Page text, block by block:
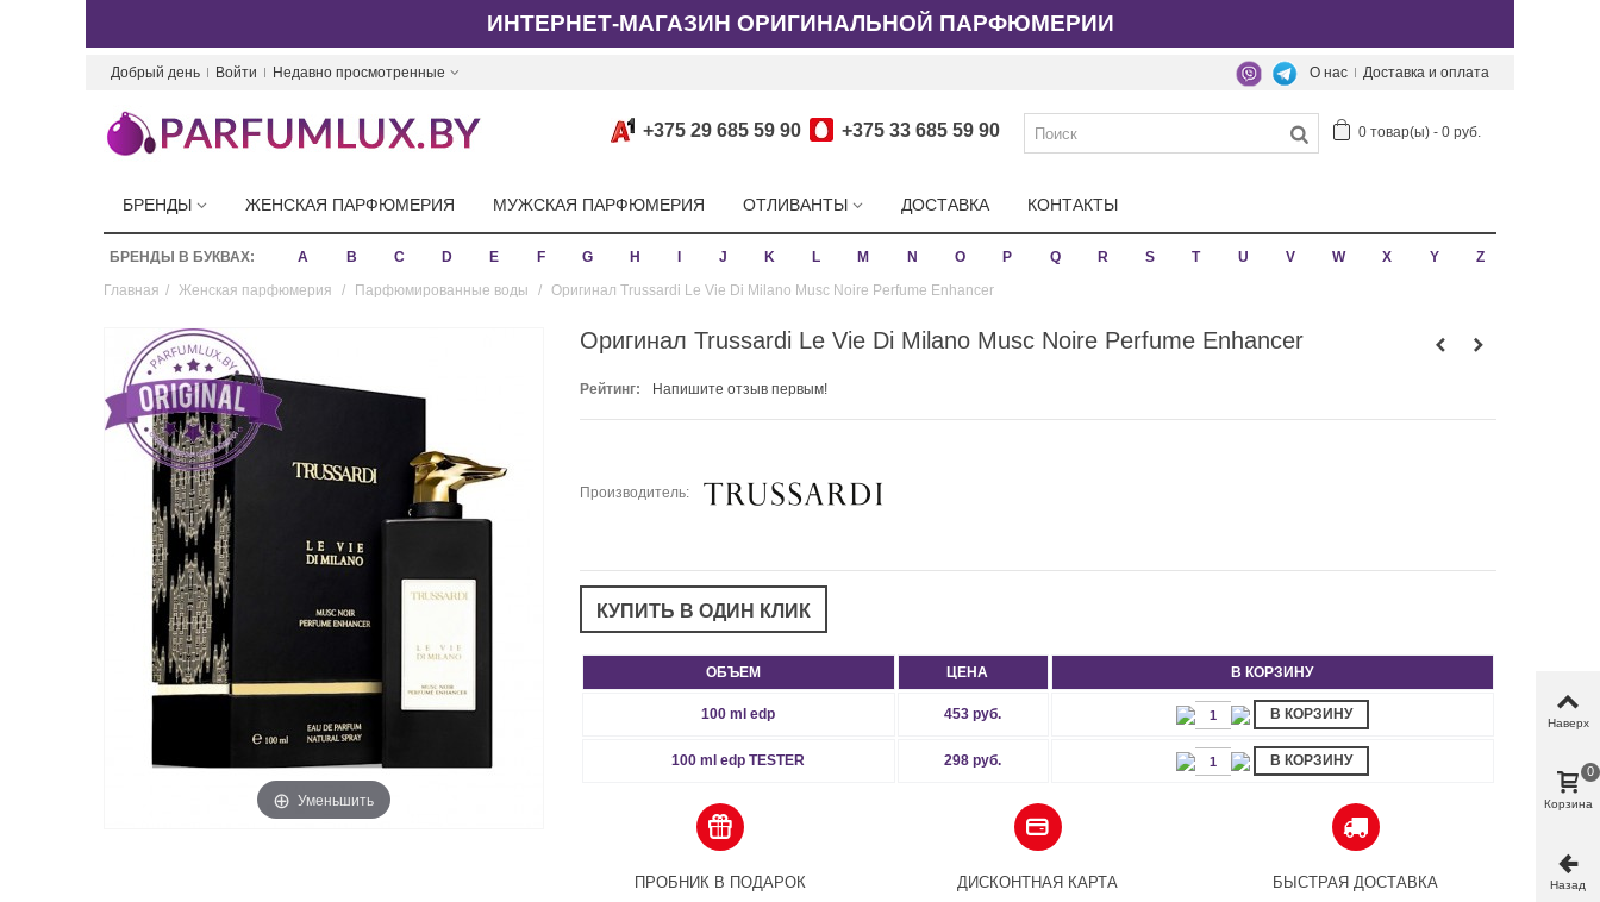
ИНТЕРНЕТ-МАГАЗИН ОРИГИНАЛЬНОЙ ПАРФЮМЕРИИ
Добрый день Войти Недавно просмотренные Доставка и оплата
О нас
0 товар(ы) - 0 руб.
+375 29 685 59 90 +375 33 685 59 90
БРЕНДЫ ЖЕНСКАЯ ПАРФЮМЕРИЯ МУЖСКАЯ ПАРФЮМЕРИЯ ОТЛИВАНТЫ ДОСТАВКА КОНТАКТЫ
БРЕНДЫ В БУКВАХ: A B C D E F G H J K L M N O P Q R S T U V W X Y
Z
Главная / Женская парфюмерия / Парфюмированные воды / Оригинал Trussardi Le Vie Di Milano Musc Noire Perfume Enhancer
Уменьшить
Оригинал Trussardi Le Vie Di Milano Musc Noire Perfume Enhancer
Рейтинг: Напишите отзыв первым!
Производитель:
ОБЪЕМ ЦЕНА В КОРЗИНУ
100 ml edp 453 руб. В КОРЗИНУ
100 ml edp TESTER 298 руб. В КОРЗИНУ
ПРОБНИК В ПОДАРОК ДИСКОНТНАЯ КАРТА БЫСТРАЯ ДОСТАВКА
Наверх
Корзина
0
Назад